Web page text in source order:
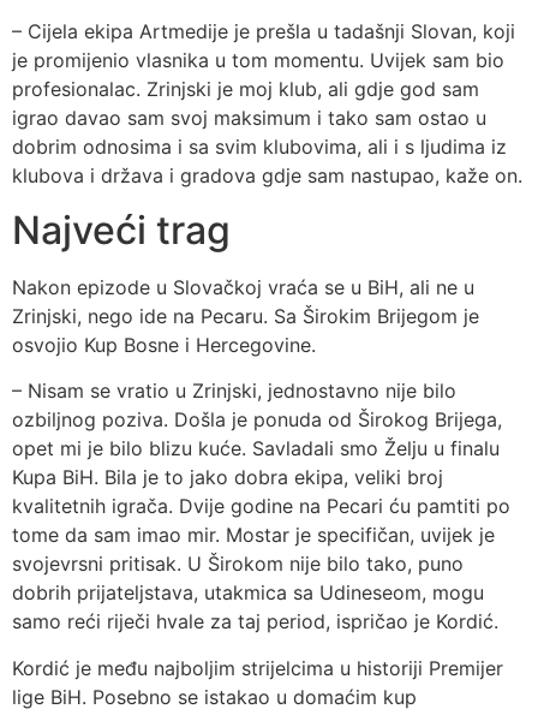
– Cijela ekipa Artmedije je prešla u tadašnji Slovan, koji
je promijenio vlasnika u tom momentu. Uvijek sam bio
profesionalac. Zrinjski je moj klub, ali gdje god sam
igrao davao sam svoj maksimum i tako sam ostao u
dobrim odnosima i sa svim klubovima, ali i s ljudima iz
klubova i država i gradova gdje sam nastupao, kaže on.
Najveći trag
Nakon epizode u Slovačkoj vraća se u BiH, ali ne u
Zrinjski, nego ide na Pecaru. Sa Širokim Brijegom je
osvojio Kup Bosne i Hercegovine.
– Nisam se vratio u Zrinjski, jednostavno nije bilo
ozbiljnog poziva. Došla je ponuda od Širokog Brijega,
opet mi je bilo blizu kuće. Savladali smo Želju u finalu
Kupa BiH. Bila je to jako dobra ekipa, veliki broj
kvalitetnih igrača. Dvije godine na Pecari ću pamtiti po
tome da sam imao mir. Mostar je specifičan, uvijek je
svojevrsni pritisak. U Širokom nije bilo tako, puno
dobrih prijateljstava, utakmica sa Udineseom, mogu
samo reći riječi hvale za taj period, ispričao je Kordić.
Kordić je među najboljim strijelcima u historiji Premijer
lige BiH. Posebno se istakao u domaćim kup